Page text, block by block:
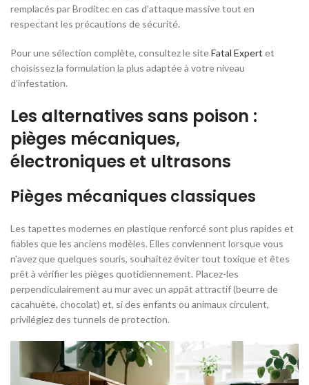
remplacés par Broditec en cas d’attaque massive tout en
respectant les précautions de sécurité.
Pour une sélection complète, consultez le siteFatal Expert et
choisissez la formulation la plus adaptée à votre niveau
d’infestation.
Les alternatives sans poison :
pièges mécaniques,
électroniques et ultrasons
Pièges mécaniques classiques
Les tapettes modernes en plastique renforcé sont plus rapides et
fiables que les anciens modèles. Elles conviennent lorsque vous
n’avez que quelques souris, souhaitez éviter tout toxique et êtes
prêt à vérifier les pièges quotidiennement. Placez-les
perpendiculairement au mur avec un appât attractif (beurre de
cacahuète, chocolat) et, si des enfants ou animaux circulent,
privilégiez des tunnels de protection.